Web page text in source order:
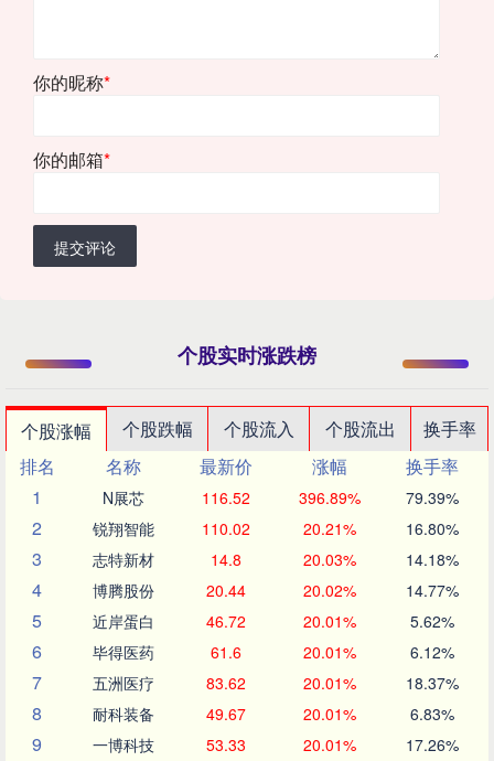
你的昵称*
你的邮箱*
提交评论
个股实时涨跌榜
个股涨幅 个股跌幅 个股流入 个股流出
换手率
排名
名称 最新价 涨幅
换手率
1
N展芯 116.52 396.89% 79.39%
2 锐翔智能 110.02 20.21% 16.80%
3 志特新材 14.8 20.03% 14.18%
4 博腾股份 20.44 20.02% 14.77%
5 近岸蛋白 46.72 20.01% 5.62%
6 毕得医药 61.6 20.01% 6.12%
7 五洲医疗 83.62 20.01% 18.37%
8 耐科装备 49.67 20.01% 6.83%
9 一博科技 53.33 20.01% 17.26%